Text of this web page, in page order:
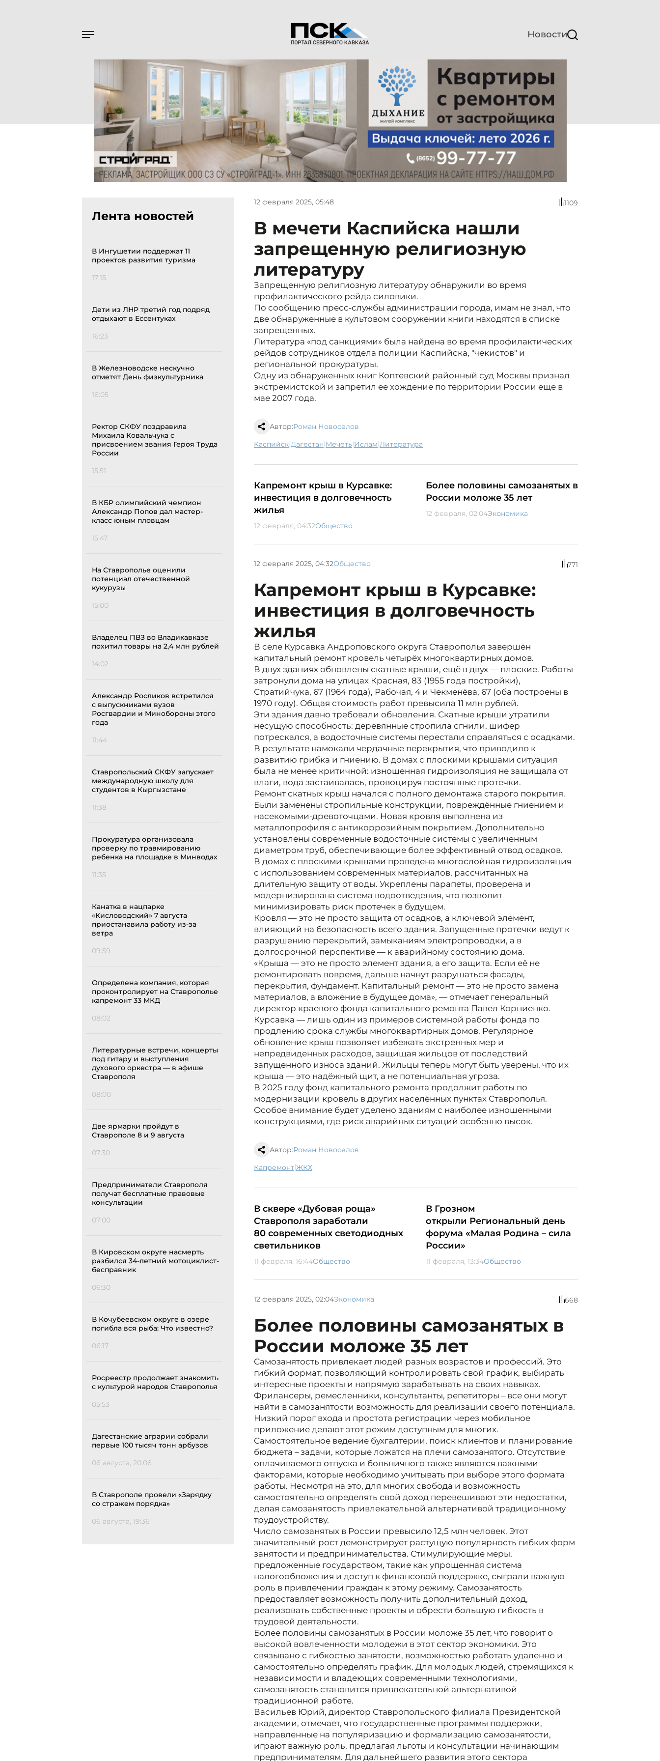
Новости
Лента новостей
В Ингушетии поддержат 11
проектов развития туризма
17:15
Дети из ЛНР третий год подряд
отдыхают в Ессентуках
16:23
В Железноводске нескучно
отметят День физкультурника
16:05
Ректор СКФУ поздравила
Михаила Ковальчука с
присвоением звания Героя Труда
России
15:51
В КБР олимпийский чемпион
Александр Попов дал мастер-
класс юным пловцам
15:47
На Ставрополье оценили
потенциал отечественной
кукурузы
15:00
Владелец ПВЗ во Владикавказе
похитил товары на 2,4 млн рублей
14:02
Александр Росликов встретился
с выпускниками вузов
Росгвардии и Минобороны этого
года
11:44
Ставропольский СКФУ запускает
международную школу для
студентов в Кыргызстане
11:38
Прокуратура организовала
проверку по травмированию
ребенка на площадке в Минводах
11:35
Канатка в нацпарке
«Кисловодский» 7 августа
приостанавила работу из-за
ветра
09:59
Определена компания, которая
проконтролирует на Ставрополье
капремонт 33 МКД
08:02
Литературные встречи, концерты
под гитару и выступления
духового оркестра — в афише
Ставрополя
08:00
Две ярмарки пройдут в
Ставрополе 8 и 9 августа
07:30
Предприниматели Ставрополя
получат бесплатные правовые
консультации
07:00
В Кировском округе насмерть
разбился 34-летний мотоциклист-
бесправник
06:30
В Кочубеевском округе в озере
погибла вся рыба: Что известно?
06:17
Росреестр продолжает знакомить
с культурой народов Ставрополья
05:53
Дагестанские аграрии собрали
первые 100 тысяч тонн арбузов
06 августа, 20:06
В Ставрополе провели «Зарядку
со стражем порядка»
06 августа, 19:36
12 февраля 2025, 05:48 1109
В мечети Каспийска нашли
запрещенную религиозную
литературу
Запрещенную религиозную литературу обнаружили во время
профилактического рейда силовики.
По сообщению пресс-службы администрации города, имам не знал, что
две обнаруженные в культовом сооружении книги находятся в списке
запрещенных.
Литература «под санкциями» была найдена во время профилактических
рейдов сотрудников отдела полиции Каспийска, "чекистов" и
региональной прокуратуры.
Одну из обнаруженных книг Коптевский районный суд Москвы признал
экстремистской и запретил ее хождение по территории России еще в
мае 2007 года.
Автор:Роман Новоселов
Каспийск| Дагестан| мечеть| ислам| литература
Капремонт крыш в Курсавке:
инвестиция в долговечность
жилья
12 февраля, 04:32Общество
Более половины самозанятых в
России моложе 35 лет
12 февраля, 02:04Экономика
12 февраля 2025, 04:32Общество 771
Капремонт крыш в Курсавке:
инвестиция в долговечность
жилья
В селе Курсавка Андроповского округа Ставрополья завершён
капитальный ремонт кровель четырёх многоквартирных домов.
В двух зданиях обновлены скатные крыши, ещё в двух — плоские. Работы
затронули дома на улицах Красная, 83 (1955 года постройки),
Стратийчука, 67 (1964 года), Рабочая, 4 и Чекменёва, 67 (оба построены в
1970 году). Общая стоимость работ превысила 11 млн рублей.
Эти здания давно требовали обновления. Скатные крыши утратили
несущую способность: деревянные стропила сгнили, шифер
потрескался, а водосточные системы перестали справляться с осадками.
В результате намокали чердачные перекрытия, что приводило к
развитию грибка и гниению. В домах с плоскими крышами ситуация
была не менее критичной: изношенная гидроизоляция не защищала от
влаги, вода застаивалась, провоцируя постоянные протечки.
Ремонт скатных крыш начался с полного демонтажа старого покрытия.
Были заменены стропильные конструкции, повреждённые гниением и
насекомыми-древоточцами. Новая кровля выполнена из
металлопрофиля с антикоррозийным покрытием. Дополнительно
установлены современные водосточные системы с увеличенным
диаметром труб, обеспечивающие более эффективный отвод осадков.
В домах с плоскими крышами проведена многослойная гидроизоляция
с использованием современных материалов, рассчитанных на
длительную защиту от воды. Укреплены парапеты, проверена и
модернизирована система водоотведения, что позволит
минимизировать риск протечек в будущем.
Кровля — это не просто защита от осадков, а ключевой элемент,
влияющий на безопасность всего здания. Запущенные протечки ведут к
разрушению перекрытий, замыканиям электропроводки, а в
долгосрочной перспективе — к аварийному состоянию дома.
«Крыша — это не просто элемент здания, а его защита. Если её не
ремонтировать вовремя, дальше начнут разрушаться фасады,
перекрытия, фундамент. Капитальный ремонт — это не просто замена
материалов, а вложение в будущее дома», — отмечает генеральный
директор краевого фонда капитального ремонта Павел Корниенко.
Курсавка — лишь один из примеров системной работы фонда по
продлению срока службы многоквартирных домов. Регулярное
обновление крыш позволяет избежать экстренных мер и
непредвиденных расходов, защищая жильцов от последствий
запущенного износа зданий. Жильцы теперь могут быть уверены, что их
крыша — это надёжный щит, а не потенциальная угроза.
В 2025 году фонд капитального ремонта продолжит работы по
модернизации кровель в других населённых пунктах Ставрополья.
Особое внимание будет уделено зданиям с наиболее изношенными
конструкциями, где риск аварийных ситуаций особенно высок.
Автор:Роман Новоселов
капремонт| ЖКХ
В сквере «Дубовая роща»
Ставрополя заработали
80 современных светодиодных
светильников
11 февраля, 16:44Общество
В Грозном
открыли Региональный день
форума «Малая Родина – сила
России»
11 февраля, 13:34Общество
12 февраля 2025, 02:04Экономика 668
Более половины самозанятых в
России моложе 35 лет
Самозанятость привлекает людей разных возрастов и профессий. Это
гибкий формат, позволяющий контролировать свой график, выбирать
интересные проекты и напрямую зарабатывать на своих навыках.
Фрилансеры, ремесленники, консультанты, репетиторы – все они могут
найти в самозанятости возможность для реализации своего потенциала.
Низкий порог входа и простота регистрации через мобильное
приложение делают этот режим доступным для многих.
Самостоятельное ведение бухгалтерии, поиск клиентов и планирование
бюджета – задачи, которые ложатся на плечи самозанятого. Отсутствие
оплачиваемого отпуска и больничного также являются важными
факторами, которые необходимо учитывать при выборе этого формата
работы. Несмотря на это, для многих свобода и возможность
самостоятельно определять свой доход перевешивают эти недостатки,
делая самозанятость привлекательной альтернативой традиционному
трудоустройству.
Число самозанятых в России превысило 12,5 млн человек. Этот
значительный рост демонстрирует растущую популярность гибких форм
занятости и предпринимательства. Стимулирующие меры,
предложенные государством, такие как упрощенная система
налогообложения и доступ к финансовой поддержке, сыграли важную
роль в привлечении граждан к этому режиму. Самозанятость
предоставляет возможность получить дополнительный доход,
реализовать собственные проекты и обрести большую гибкость в
трудовой деятельности.
Более половины самозанятых в России моложе 35 лет, что говорит о
высокой вовлеченности молодежи в этот сектор экономики. Это
связывано с гибкостью занятости, возможностью работать удаленно и
самостоятельно определять график. Для молодых людей, стремящихся к
независимости и владеющих современными технологиями,
самозанятость становится привлекательной альтернативой
традиционной работе.
Васильев Юрий, директор Ставропольского филиала Президентской
академии, отмечает, что государственные программы поддержки,
направленные на популяризацию и формализацию самозанятости,
играют важную роль, предлагая льготы и консультации начинающим
предпринимателям. Для дальнейшего развития этого сектора